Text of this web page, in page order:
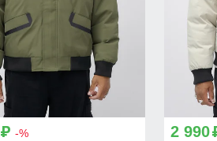
p -% 2 990